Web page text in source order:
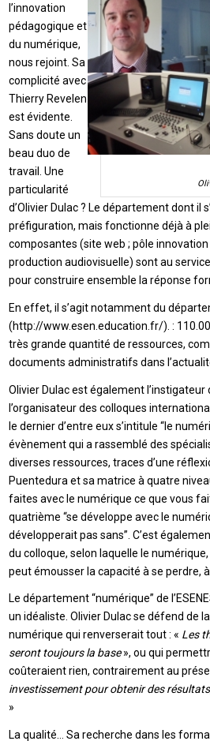
l’innovation
pédagogique et
du numérique,
nous rejoint. Sa
complicité avec
Thierry Revelen
est évidente.
Sans doute un
beau duo de
travail. Une
particularité
d’Olivier Dulac ? Le département dont il
préfiguration, mais fonctionne déjà à
composantes (site web ; pôle
production audiovisuelle) sont au
pour construire ensemble la réponse
En effet, il s’agit notamment du
(http://www.esen.education.fr/). :
très grande quantité de ressources,
documents administratifs dans
Olivier Dulac est également l’instigateur
l’organisateur des colloques
le dernier d’entre eux s’intitule “le
évènement qui a rassemblé des
diverses ressources, traces d’une
Puentedura et sa matrice à quatre
faites avec le numérique ce que vous
quatrième “se développe avec le
développerait pas sans”. C’est
du colloque, selon laquelle le numérique,
peut émousser la capacité à se perdre, à
Le département “numérique” de
un idéaliste. Olivier Dulac se défend de
numérique qui renverserait tout : « Les
seront toujours la base», ou qui
coûteraient rien, contrairement au
investissement pour obtenir des
»
La qualité… Sa recherche dans les